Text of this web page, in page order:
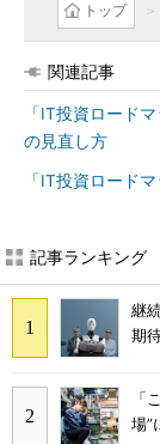
トップ
関連記事
「IT投資ロード
の見直し方
「IT投資ロード
記事ランキング
継
期
「
場”